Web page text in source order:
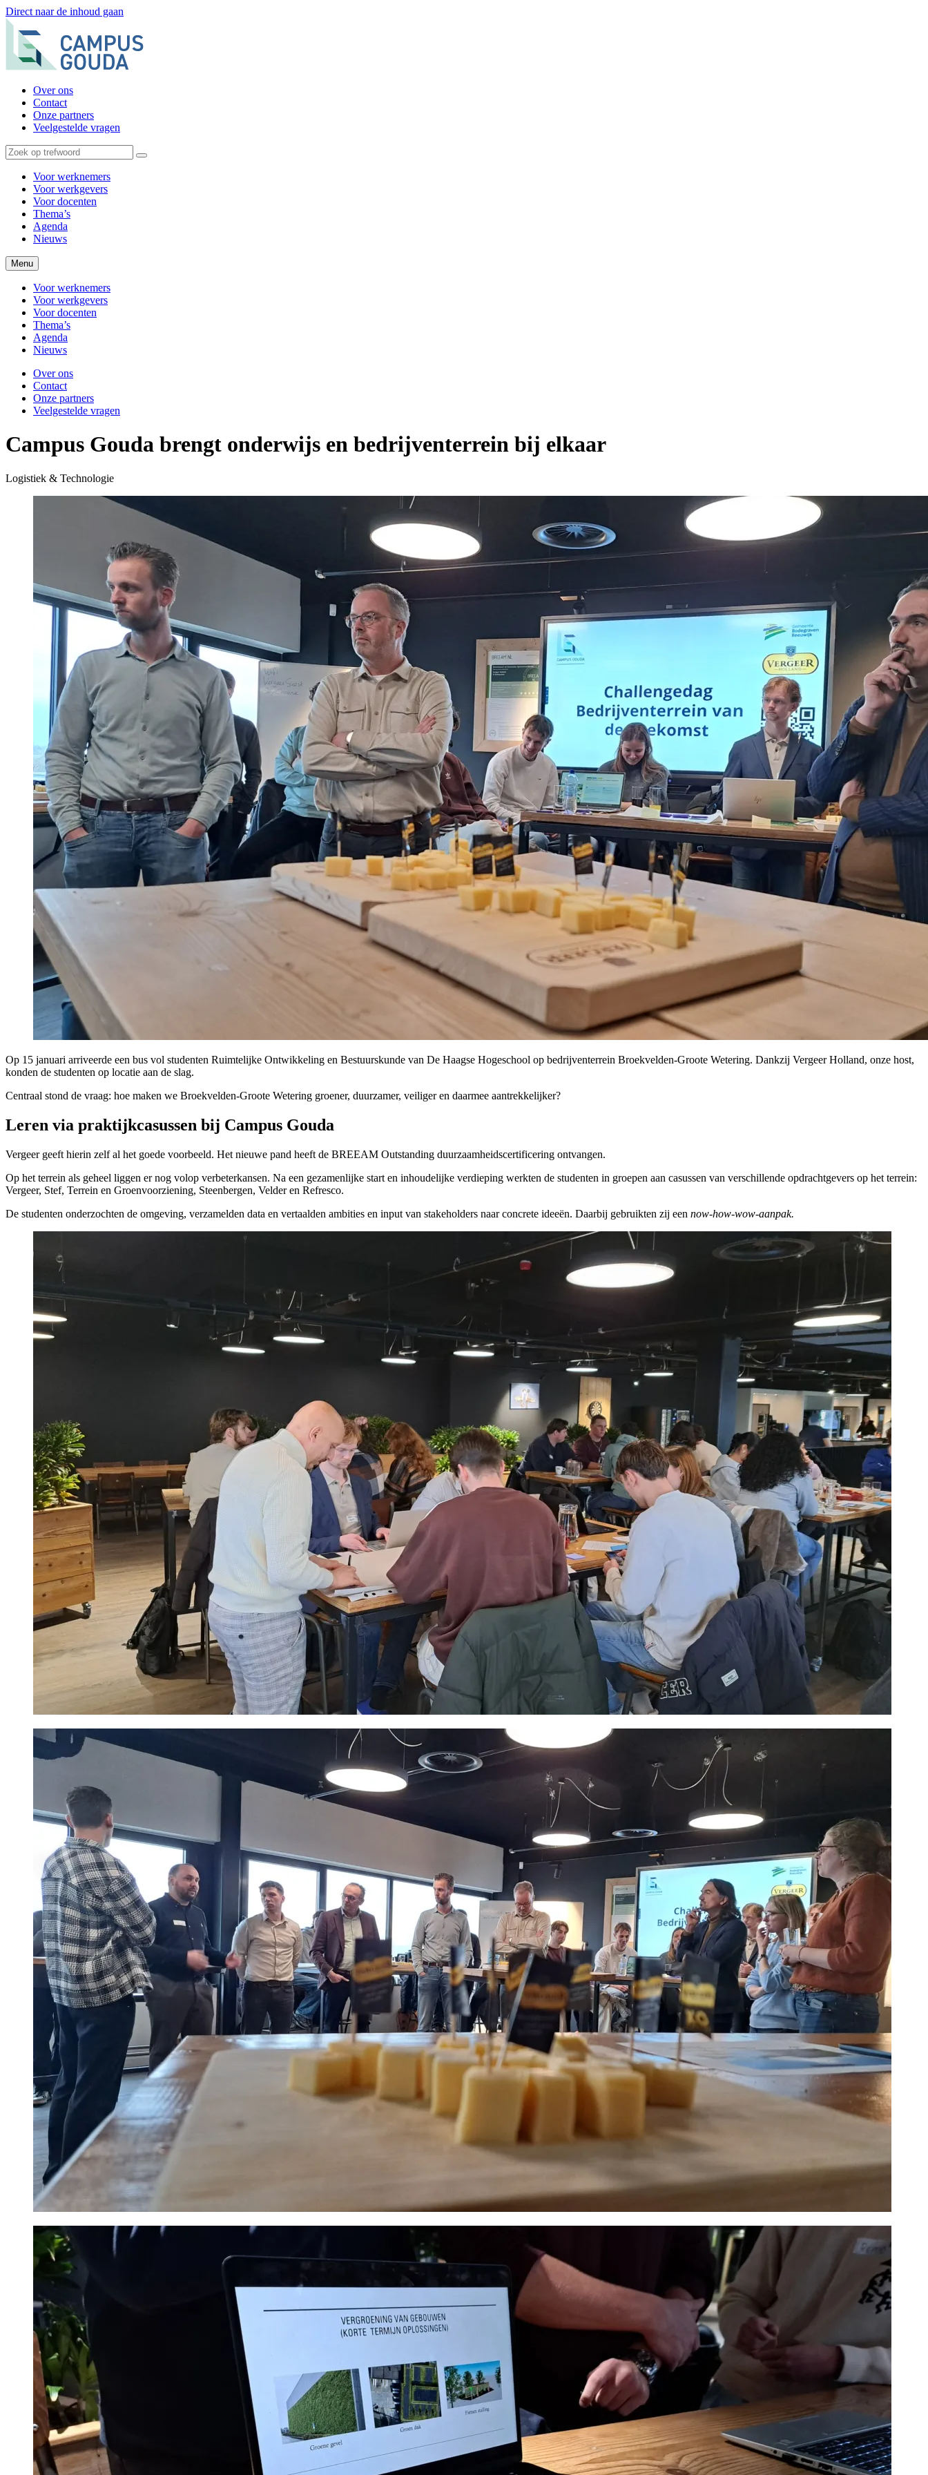
Direct naar de inhoud gaan
Over ons
Contact
Onze partners
Veelgestelde vragen
Voor werknemers
Voor werkgevers
Voor docenten
Thema’s
Agenda
Nieuws
Menu
Voor werknemers
Voor werkgevers
Voor docenten
Thema’s
Agenda
Nieuws
Over ons
Contact
Onze partners
Veelgestelde vragen
Campus Gouda brengt onderwijs en bedrijventerrein bij elkaar
Logistiek & Technologie
Op 15 januari arriveerde een bus vol studenten Ruimtelijke Ontwikkeling en Bestuurskunde van De Haagse Hogeschool op bedrijventerrein Broekvelden-Groote Wetering. Dankzij Vergeer Holland, onze host,
konden de studenten op locatie aan de slag.
Centraal stond de vraag: hoe maken we Broekvelden-Groote Wetering groener, duurzamer, veiliger en daarmee aantrekkelijker?
Leren via praktijkcasussen bij Campus Gouda
Vergeer geeft hierin zelf al het goede voorbeeld. Het nieuwe pand heeft de BREEAM Outstanding duurzaamheidscertificering ontvangen.
Op het terrein als geheel liggen er nog volop verbeterkansen. Na een gezamenlijke start en inhoudelijke verdieping werkten de studenten in groepen aan casussen van verschillende opdrachtgevers op het terrein:
Vergeer, Stef, Terrein en Groenvoorziening, Steenbergen, Velder en Refresco.
De studenten onderzochten de omgeving, verzamelden data en vertaalden ambities en input van stakeholders naar concrete ideeën. Daarbij gebruikten zij een now-how-wow-aanpak.